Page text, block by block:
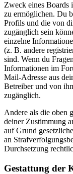
Zweck eines Boards
zu ermöglichen. Du
Profils und die von
zugänglich sein
einzelne
(z. B. andere
sind. Wenn du
Informationen im
Mail-Adresse aus
Betreiber und von
zugänglich.
Andere als die oben
deiner Zustimmung
auf Grund
an
Durchsetzung
Gestattung der